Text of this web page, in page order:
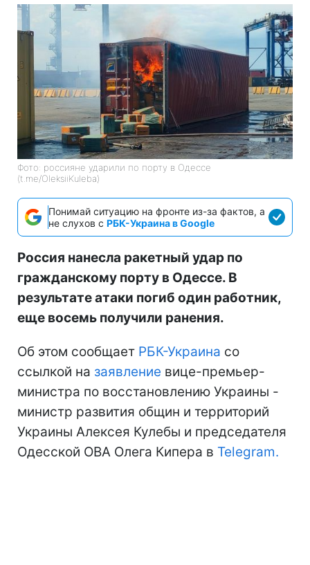
Фото: россияне ударили по порту в Одессе
(t.me/OleksiiKuleba)
Понимай ситуацию на фронте из-за фактов, а
не слухов с РБК-Украина в Google
Россия нанесла ракетный удар по
гражданскому порту в Одессе. В
результате атаки погиб один работник,
еще восемь получили ранения.
Об этом сообщает РБК-Украина со
ссылкой на заявление вице-премьер-
министра по восстановлению Украины -
министр развития общин и территорий
Украины Алексея Кулебы и председателя
Одесской ОВА Олега Кипера в Telegram.